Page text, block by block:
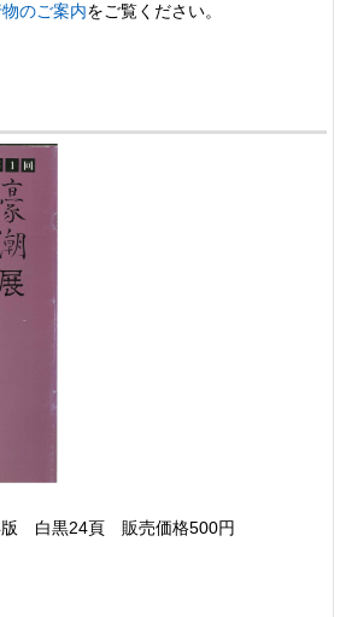
のご案内をご覧ください。
白黒24頁 販売価格500円